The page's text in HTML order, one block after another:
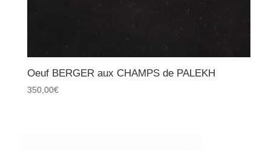
Oeuf BERGER aux CHAMPS de PALEKH
350,00€